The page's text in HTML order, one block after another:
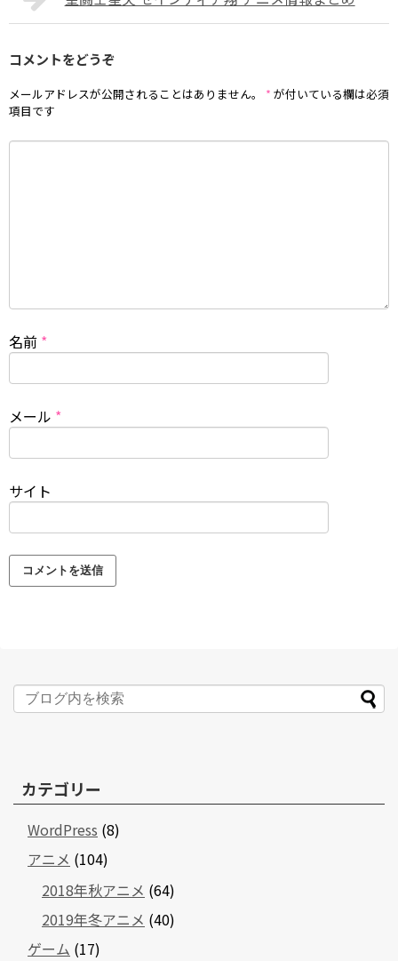
コメントをどうぞ
メールアドレスが公開されることはありません。 * が付いている欄は必須
項目です
名前 *
メール *
サイト
カテゴリー
WordPress (8)
アニメ (104)
2018年秋アニメ (64)
2019年冬アニメ (40)
ゲーム (17)